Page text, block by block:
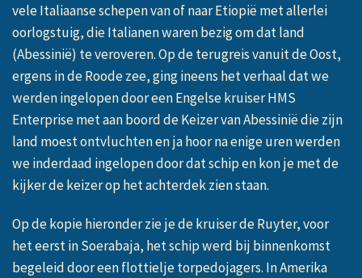
vele Italiaanse schepen van of naar Etiopië met allerlei
oorlogstuig, die Italianen waren bezig om dat land
(Abessinië) te veroveren. Op de terugreis vanuit de Oost,
ergens in de Roode zee, ging ineens het verhaal dat we
werden ingelopen door een Engelse kruiser HMS
Enterprise met aan boord de Keizer van Abessinië die zijn
land moest ontvluchten en ja hoor na enige uren werden
we inderdaad ingelopen door dat schip en kon je met de
kijker de keizer op het achterdek zien staan.
Op de kopie hieronder zie je de kruiser de Ruyter, voor
het eerst in Soerabaja, het schip werd bij binnenkomst
begeleid door een flottielje torpedojagers. In Amerika